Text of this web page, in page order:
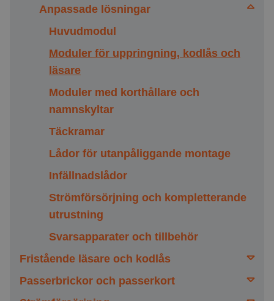
Utomhus bredd 42mm
Utomhus bredd 53mm
Inomhus
Utomhus
Hänglås
Tillbehör
Info- och bokningsskärm
VAKA Call
Gigaset
Anpassade lösningar
Huvudmodul
Moduler för uppringning, kodlås och
läsare
Moduler med korthållare och
namnskyltar
Täckramar
Lådor för utanpåliggande montage
Infällnadslådor
Strömförsörjning och kompletterande
utrustning
Svarsapparater och tillbehör
Fristående läsare och kodlås
Tillbehör, fristående läsare och kodlås
Passerbrickor och passerkort